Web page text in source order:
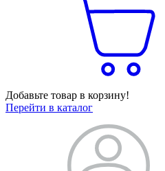
Добавьте товар в корзину!
Перейти в каталог